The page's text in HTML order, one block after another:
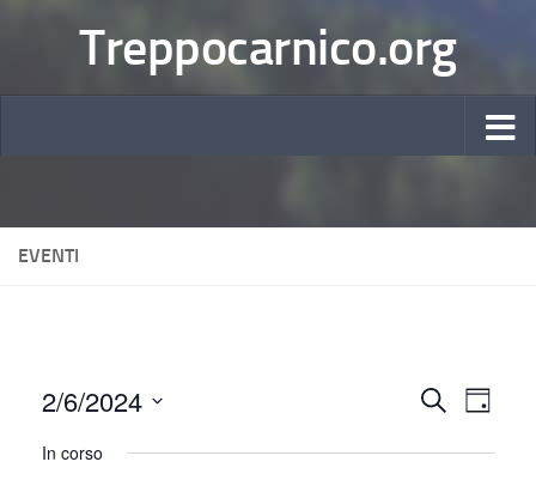
Treppocarnico.org
EVENTI
E
v
Cerca
E
v
Giorno
2/6/2024
In corso